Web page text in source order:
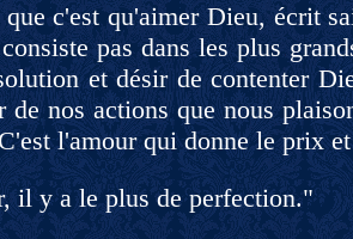
c'est qu'aimer Dieu, écrit
pas dans les plus
et désir de contenter
de nos actions que nous
l'amour qui donne le prix
il y a le plus de perfection."